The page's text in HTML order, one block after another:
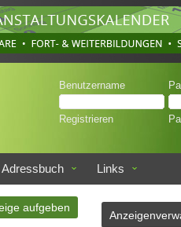
Benutzername
Registrieren
Adressbuch Links
aufgeben